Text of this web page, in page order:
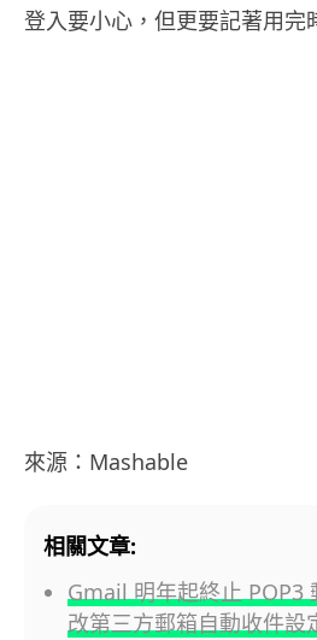
登入要小心，但更要記著用完
來源：Mashable
相關文章:
Gmail 明年起終止
改第三方郵箱自動收件設